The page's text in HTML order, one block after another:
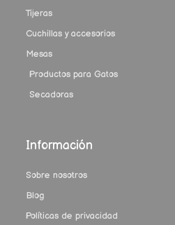
Tijeras
Cuchillas y accesorios
Mesas
Productos para Gatos
Secadoras
Información
Sobre nosotros
Blog
Políticas de privacidad